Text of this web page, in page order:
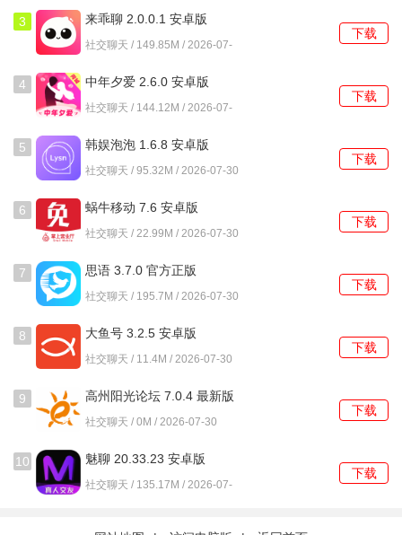
的语音连线。
3、每位用户拥有一个可自定义编辑的主页，用于陈列个人兴
趣标签和已发布的动态。
4、软件会不定期创建与核心文化相关的主题讨论，选择加入
并发表看法。
使用教程
1、首次进入软件后，系统会引导用户从预设的标签库中，勾
选至少五个感兴趣的领域。
2、完成标签选择，主界面会刷新出推荐列表，这里陈列着其
他可能匹配的用户卡片。
3、浏览用户卡片时，可以点击查看对方的详细主页，了解其
更多的兴趣点和历史动态。
4、若想与某人交流，需先向其发送一个简短的招呼信息，对
方确认后双方才能开始自由对话。
5、在我的页面中，可以找到动态发布入口，点击后即可编辑
文字并添加本地相册的图片。
3 来乖聊 2.0.0.1 安卓版
社交聊天 / 149.85M / 2026-07-
下载
4 中年夕爱 2.6.0 安卓版
社交聊天 / 144.12M / 2026-07-
下载
5 韩娱泡泡 1.6.8 安卓版
社交聊天 / 95.32M / 2026-07-30
下载
6 蜗牛移动 7.6 安卓版
社交聊天 / 22.99M / 2026-07-30
下载
7 思语 3.7.0 官方正版
社交聊天 / 195.7M / 2026-07-30
下载
8 大鱼号 3.2.5 安卓版
社交聊天 / 11.4M / 2026-07-30
下载
9 高州阳光论坛 7.0.4 最新版
社交聊天 / 0M / 2026-07-30
下载
10 魅聊 20.33.23 安卓版
社交聊天 / 135.17M / 2026-07-
下载